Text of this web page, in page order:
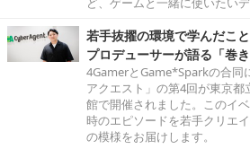
若手抜擢の環境で学んだこ
プロデューサーが語る「巻
4GamerとGame*Sparkの合同
アクエスト」の第4回が東京
館で開催されました。このイ
時のエピソードを若手クリエ
の模様をお届けします。